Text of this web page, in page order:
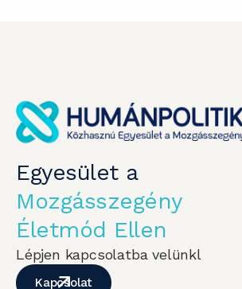
Egyesület a
Mozgásszegény
Életmód Ellen
Lépjen kapcsolatba velünkl
Kapcsolat